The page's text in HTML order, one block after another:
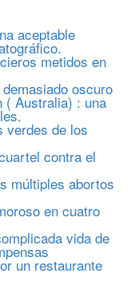
aceptable
metidos en
oscuro
( Australia) : una
verdes de los
contra el
múltiples abortos
en cuatro
vida de
un restaurante